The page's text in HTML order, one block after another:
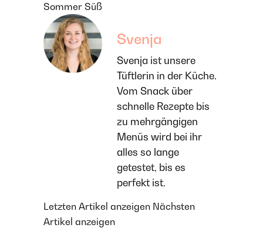
Sommer Süß
Svenja
Svenja ist unsere
Tüftlerin in der Küche.
Vom Snack über
schnelle Rezepte bis
zu mehrgängigen
Menüs wird bei ihr
alles so lange
getestet, bis es
perfekt ist.
Letzten Artikel anzeigen Nächsten
Artikel anzeigen